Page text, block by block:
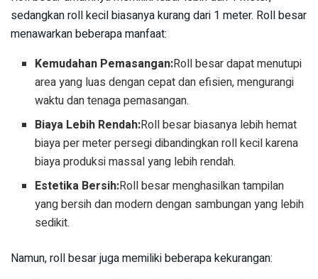
sedangkan roll kecil biasanya kurang dari 1 meter. Roll besar
menawarkan beberapa manfaat:
Kemudahan Pemasangan:Roll besar dapat menutupi
area yang luas dengan cepat dan efisien, mengurangi
waktu dan tenaga pemasangan.
Biaya Lebih Rendah:Roll besar biasanya lebih hemat
biaya per meter persegi dibandingkan roll kecil karena
biaya produksi massal yang lebih rendah.
Estetika Bersih:Roll besar menghasilkan tampilan
yang bersih dan modern dengan sambungan yang lebih
sedikit.
Namun, roll besar juga memiliki beberapa kekurangan: